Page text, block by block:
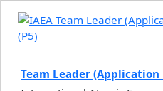
Team Leader (Application